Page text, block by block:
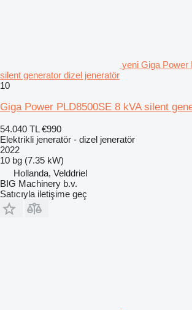
yeni Giga Power
silent generator dizel jeneratör
10
Giga Power PLD8500SE 8 kVA silent
54.040 TL €990
Elektrikli jeneratör - dizel jeneratör
2022
10 bg (7.35 kW)
Hollanda, Velddriel
BIG Machinery b.v.
Satıcıyla iletişime geç